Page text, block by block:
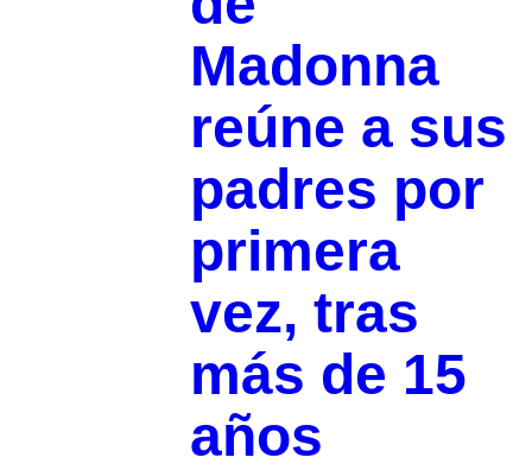
Madonna
reúne a sus
padres por
primera
vez, tras
más de 15
años